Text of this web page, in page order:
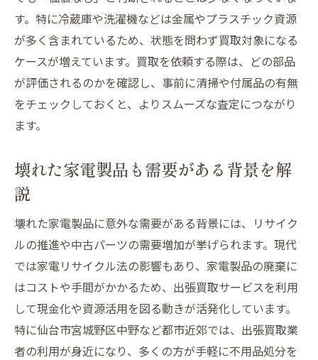
す。特に冷蔵庫や洗濯機などは金属やプラスチック資源
が多く含まれているため、状態を問わず買取対象になる
ケースが増えています。買取を依頼する際は、どの部品
が評価されるのかを確認し、事前に清掃や付属品の有無
をチェックしておくと、よりスムーズな査定につながり
ます。
壊れた家電製品も需要がある背景を解
説
壊れた家電製品に意外な需要がある背景には、リサイク
ルの推進や中古パーツの需要増加が挙げられます。現代
では家電リサイクル法の影響もあり、家電製品の廃棄に
はコストや手間がかかるため、出張買取サービスを利用
して現金化や資源活用を図る動きが活発化しています。
特に仙台市宮城野区中野など都市近郊では、出張買取業
者の利用が身近になり、多くの方が手軽に不用品処分を